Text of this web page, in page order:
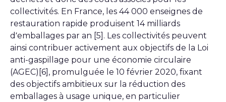
collectivités. En France, les 44 000 enseignes de
restauration rapide produisent 14 milliards
d’emballages par an [5]. Les collectivités peuvent
ainsi contribuer activement aux objectifs de la Loi
anti-gaspillage pour une économie circulaire
(AGEC)[6], promulguée le 10 février 2020, fixant
des objectifs ambitieux sur la réduction des
emballages à usage unique, en particulier